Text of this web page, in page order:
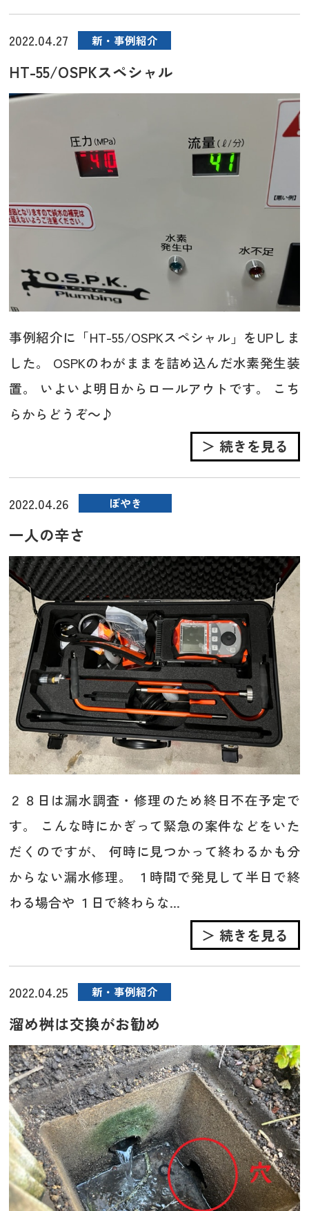
2022.04.27 新・事例紹介
HT-55/OSPKスペシャル
事例紹介に「HT-55/OSPKスペシャル」をUPしま
した。 OSPKのわがままを詰め込んだ水素発生装
置。 いよいよ明日からロールアウトです。 こち
らからどうぞ～♪
＞ 続きを見る
2022.04.26 ぼやき
一人の辛さ
２８日は漏水調査・修理のため終日不在予定で
す。 こんな時にかぎって緊急の案件などをいた
だくのですが、 何時に見つかって終わるかも分
からない漏水修理。 １時間で発見して半日で終
わる場合や １日で終わらな...
＞ 続きを見る
2022.04.25 新・事例紹介
溜め桝は交換がお勧め